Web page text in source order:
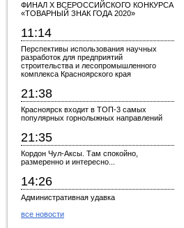
ФИНАЛ X ВСЕРОССИЙСКОГО КОНКУРСА
«ТОВАРНЫЙ ЗНАК ГОДА 2020»
11:14
Перспективы использования научных
разработок для предприятий
строительства и лесопромышленного
комплекса Красноярского края
21:38
Красноярск входит в ТОП-3 самых
популярных горнолыжных направлений
21:35
Кордон Чул-Аксы. Там спокойно,
размеренно и интересно...
14:26
Административная удавка
все новости